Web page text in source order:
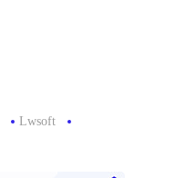
Lwsoft